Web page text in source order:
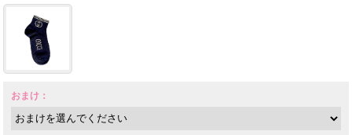
おまけ：